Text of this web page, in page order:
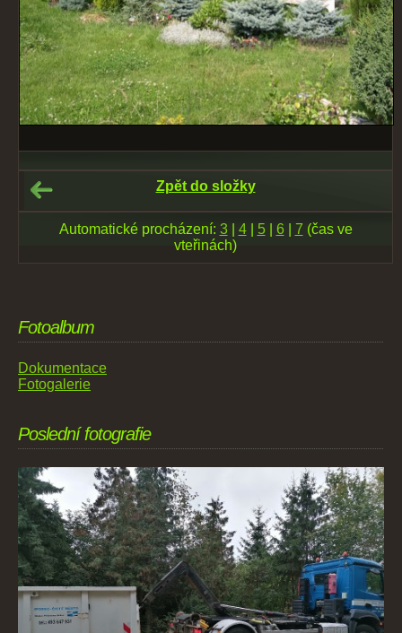
Zpět do složky
Automatické procházení: 3| 4| 5| 6| 7 (čas ve
vteřinách)
Fotoalbum
Dokumentace
Fotogalerie
Poslední fotografie